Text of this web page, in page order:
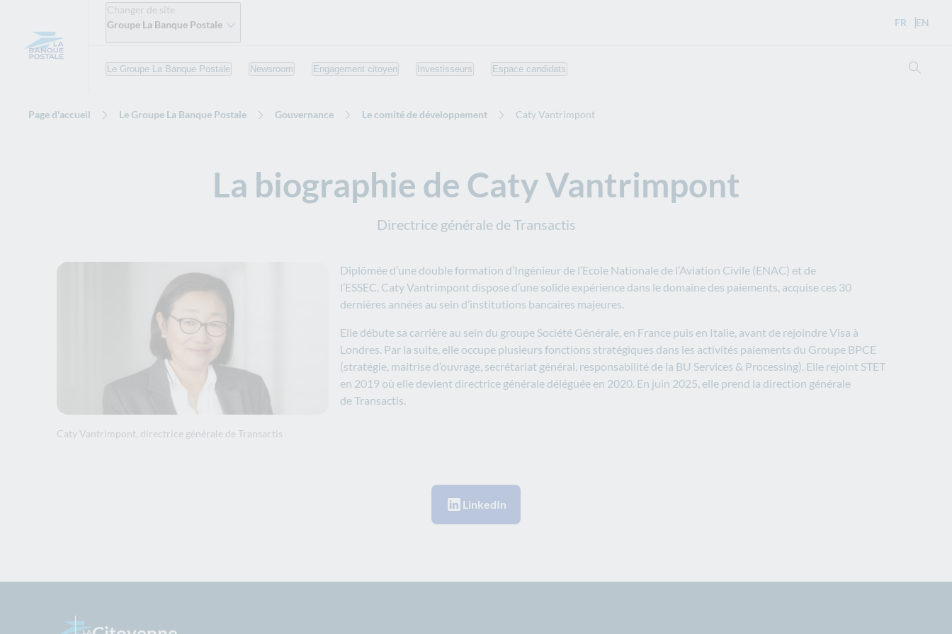
Changer de site
Groupe La Banque Postale
Le Groupe La Banque Postale Newsroom Engagement citoyen Investisseurs Espace candidats
FR - Version
EN
Page d'accueil Le Groupe La Banque Postale Gouvernance Le comité de développement Caty Vantrimpont
La biographie de Caty Vantrimpont
Directrice générale de Transactis
Caty Vantrimpont, directrice générale de Transactis
Diplômée d’une double formation d’Ingénieur de l’Ecole Nationale de l’Aviation Civile (ENAC) et de
l’ESSEC, Caty Vantrimpont dispose d’une solide expérience dans le domaine des paiements, acquise ces 30
dernières années au sein d’institutions bancaires majeures.
Elle débute sa carrière au sein du groupe Société Générale, en France puis en Italie, avant de rejoindre Visa à
Londres. Par la suite, elle occupe plusieurs fonctions stratégiques dans les activités paiements du Groupe BPCE
(stratégie, maitrise d’ouvrage, secrétariat général, responsabilité de la BU Services & Processing). Elle rejoint STET
en 2019 où elle devient directrice générale déléguée en 2020. En juin 2025, elle prend la direction générale
de Transactis.
LinkedIn